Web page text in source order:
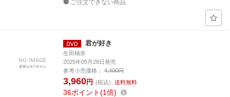
ご注文できない商品
君が好き
生田柚奈
2025年05月28日発売
参考小売価格：
4,400円
3,960円 (税込) 送料無料
36ポイント 1倍